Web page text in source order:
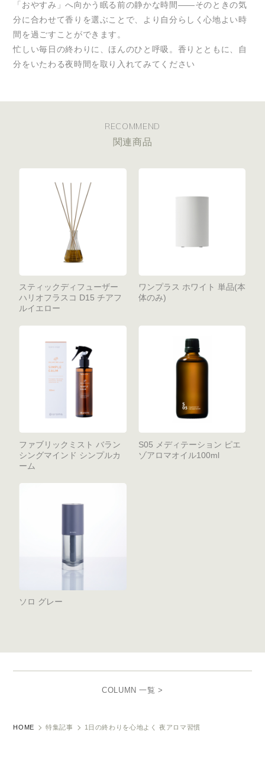
「おやすみ」へ向かう眠る前の静かな時間——そのときの気
分に合わせて香りを選ぶことで、より自分らしく心地よい時
間を過ごすことができます。
忙しい毎日の終わりに、ほんのひと呼吸。香りとともに、自
分をいたわる夜時間を取り入れてみてください
RECOMMEND
関連商品
スティックディフューザー
ハリオフラスコ D15 チアフ
ルイエロー
ワンプラス ホワイト 単品(本
体のみ)
ファブリックミスト バラン
シングマインド シンプルカ
ーム
S05 メディテーション ピエ
ゾアロマオイル100ml
ソロ グレー
COLUMN 一覧 >
HOME 特集記事 1日の終わりを心地よく 夜アロマ習慣